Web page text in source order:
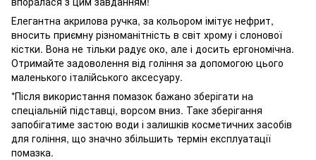
Елегантна акрилова ручка, за кольором імітує нефрит,
вносить приємну різноманітність в світ хрому і слонової
кістки. Вона не тільки радує око, але і досить ергономічна.
Отримайте задоволення від гоління за допомогою цього
маленького італійського аксесуару.
*Після використання помазок бажано зберігати на
спеціальній підставці, ворсом вниз. Таке зберігання
запобігатиме застою води і залишків косметичних засобів
для гоління, що значно збільшить термін експлуатації
помазка.